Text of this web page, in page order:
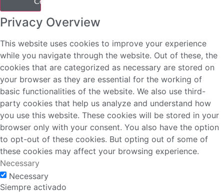
Privacy Overview
This website uses cookies to improve your experience
while you navigate through the website. Out of these, the
cookies that are categorized as necessary are stored on
your browser as they are essential for the working of
basic functionalities of the website. We also use third-
party cookies that help us analyze and understand how
you use this website. These cookies will be stored in your
browser only with your consent. You also have the option
to opt-out of these cookies. But opting out of some of
these cookies may affect your browsing experience.
Necessary
Necessary
Siempre activado